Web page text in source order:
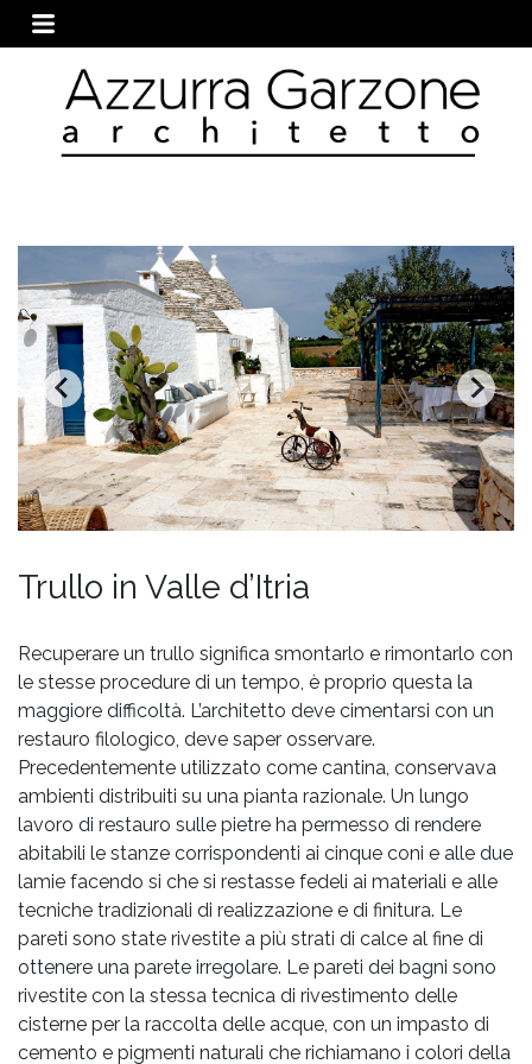
HOME
LO
STUDIO
PROGETTI
PUBBLICAZIONI
CONTATTI
Trullo in Valle d’Itria
Recuperare un trullo significa smontarlo e rimontarlo con
le stesse procedure di un tempo, è proprio questa la
maggiore difficoltà. L’architetto deve cimentarsi con un
restauro filologico, deve saper osservare.
Precedentemente utilizzato come cantina, conservava
ambienti distribuiti su una pianta razionale. Un lungo
lavoro di restauro sulle pietre ha permesso di rendere
abitabili le stanze corrispondenti ai cinque coni e alle due
lamie facendo si che si restasse fedeli ai materiali e alle
tecniche tradizionali di realizzazione e di finitura. Le
pareti sono state rivestite a più strati di calce al fine di
ottenere una parete irregolare. Le pareti dei bagni sono
rivestite con la stessa tecnica di rivestimento delle
cisterne per la raccolta delle acque, con un impasto di
cemento e pigmenti naturali che richiamano i colori della